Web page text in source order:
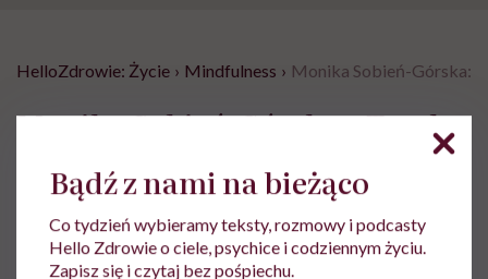
HelloZdrowie: Życie › Mindfulness › Monika Sobień-Górska:
Monika Sobień-Górska: „Trzeba
bardzo uważać, komu oddajemy
swoją wrażliwość, pieniądze i
zaufanie”
Bądź z nami na bieżąco
Co tydzień wybieramy teksty, rozmowy i podcasty
Hello Zdrowie o ciele, psychice i codziennym życiu.
Zapisz się i czytaj bez pośpiechu.